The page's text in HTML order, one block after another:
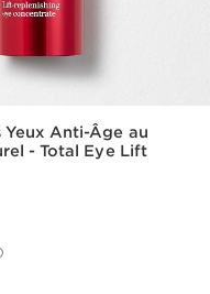
Yeux Anti-Âge au
- Total Eye Lift